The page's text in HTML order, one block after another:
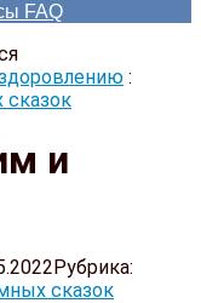
FAQ
:
сказок
и
Рубрика:
сказок